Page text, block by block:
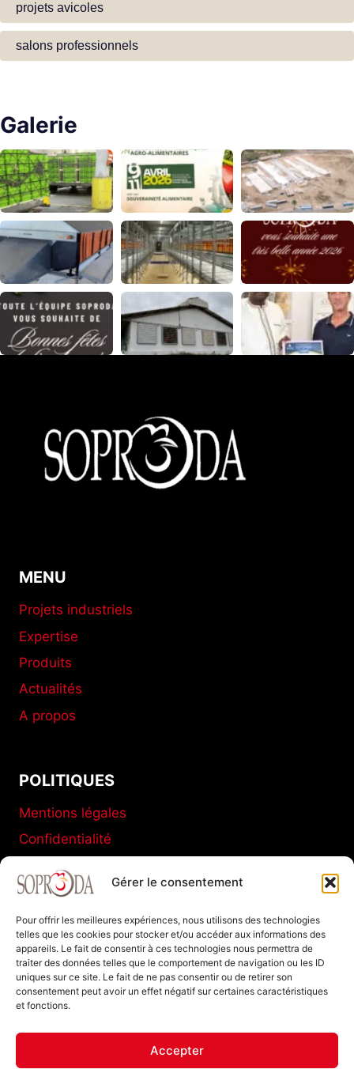
Gérer le consentement
Pour offrir les meilleures expériences, nous utilisons des technologies
telles que les cookies pour stocker et/ou accéder aux informations des
appareils. Le fait de consentir à ces technologies nous permettra de
traiter des données telles que le comportement de navigation ou les ID
uniques sur ce site. Le fait de ne pas consentir ou de retirer son
consentement peut avoir un effet négatif sur certaines caractéristiques
et fonctions.
Accepter
projets avicoles
salons professionnels
Galerie
MENU
Projets industriels
Expertise
Produits
Actualités
A propos
POLITIQUES
Mentions légales
Confidentialité
Conditions générales de vente
Politique de cookies (UE)
SOPRODA
11 C Boulevard de La Marne
77120 Coulommiers FRANCE
Tel : +33 (0)1 64 20 94 40